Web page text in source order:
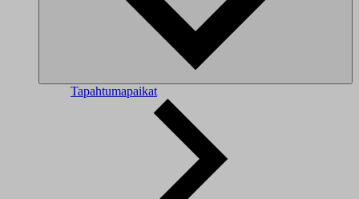
Tapahtumapaikat